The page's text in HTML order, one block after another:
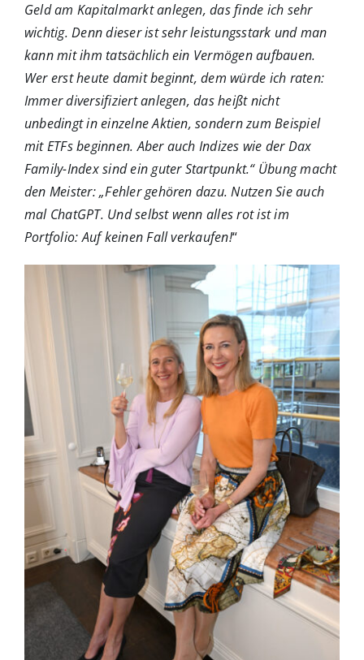
Geld am Kapitalmarkt anlegen, das finde ich sehr
wichtig. Denn dieser ist sehr leistungsstark und man
kann mit ihm tatsächlich ein Vermögen aufbauen.
Wer erst heute damit beginnt, dem würde ich raten:
Immer diversifiziert anlegen, das heißt nicht
unbedingt in einzelne Aktien, sondern zum Beispiel
mit ETFs beginnen. Aber auch Indizes wie der Dax
Family-Index sind ein guter Startpunkt.“ Übung macht
den Meister: „Fehler gehören dazu. Nutzen Sie auch
mal ChatGPT. Und selbst wenn alles rot ist im
Portfolio: Auf keinen Fall verkaufen!“